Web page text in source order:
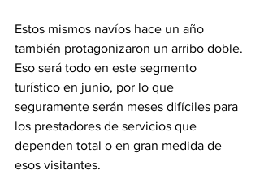
Estos mismos navíos hace un año
también protagonizaron un arribo doble.
Eso será todo en este segmento
turístico en junio, por lo que
seguramente serán meses difíciles para
los prestadores de servicios que
dependen total o en gran medida de
esos visitantes.